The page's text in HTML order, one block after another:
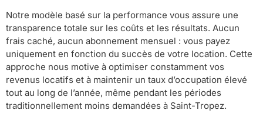
Notre modèle basé sur la performance vous assure une
transparence totale sur les coûts et les résultats. Aucun
frais caché, aucun abonnement mensuel : vous payez
uniquement en fonction du succès de votre location. Cette
approche nous motive à optimiser constamment vos
revenus locatifs et à maintenir un taux d’occupation élevé
tout au long de l’année, même pendant les périodes
traditionnellement moins demandées à Saint-Tropez.